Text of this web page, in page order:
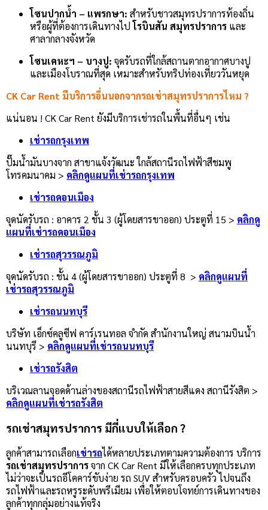
โซนปากน้ำ – แพรกษา: สำหรับชาวสมุทรปราการท้องถิ่น
หรือผู้ที่ต้องการเดินทางไปโรบินสัน สมุทรปราการ และ
ศาลากลางจังหวัด
โซนเคหะฯ – บางปู: จุดรับรถที่ใกล้สถานตากอากาศบางปู
และเมืองโบราณที่สุด เหมาะสำหรับทริปท่องเที่ยววันหยุด
CK Car Rent มีบริการอื่นนอกจากรถเช่าสมุทรปราการไหม ?
แน่นอน ! CK Car Rent ยังมีบริการเช่ารถในพื้นที่อื่นๆ เช่น
เช่ารถกรุงเทพ
ปั๊มน้ำมันบางจาก สาขาแจ้งวัฒนะ ใกล้สถานีรถไฟฟ้าสีชมพู
โทรคมนาคม > คลิกดูแผนที่เช่ารถกรุงเทพ
เช่ารถดอนเมือง
จุดนัดรับรถ : อาคาร 2 ชั้น 3 (ผู้โดยสารขาออก) ประตูที่ 15 > คลิกดู
แผนที่เช่ารถดอนเมือง
เช่ารถสุวรรณภูมิ
จุดนัดรับรถ : ชั้น 4 (ผู้โดยสารขาออก) ประตูที่ 8 > คลิกดูแผนที่
เช่ารถสุวรรณภูมิ
เช่ารถนนทบุรี
บริษัท เอ็กซ์คลูซีฟ คาร์เรนทอล จำกัด สำนักงานใหญ่ สนามบินน้ำ
นนทบุรี > คลิกดูแผนที่เช่ารถนนทบุรี
เช่ารถรังสิต
บริเวณลานจอดด้านล่างของสถานีรถไฟฟ้าสายสีแดง สถานีรังสิต >
คลิกดูแผนที่เช่ารถรังสิต
รถเช่าสมุทรปราการ มีกี่แบบให้เลือก ?
ลูกค้าสามารถเลือกเช่ารถได้หลายประเภทตามความต้องการ บริการ
รถเช่าสมุทรปราการจาก CK Car Rent มีให้เลือกครบทุกประเภท
ไม่ว่าจะเป็นรถอีโคคาร์ขับง่าย รถ SUV สำหรับครอบครัว ไปจนถึง
รถไฟฟ้าและรถหรูระดับพรีเมียม เพื่อให้ตอบโจทย์การเดินทางของ
ลูกค้าทุกกลุ่มอย่างแท้จริง